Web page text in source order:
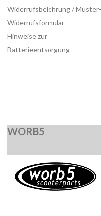
Widerrufsbelehrung / Muster-
Widerrufsformular
Hinweise zur
Batterieentsorgung
WORB5